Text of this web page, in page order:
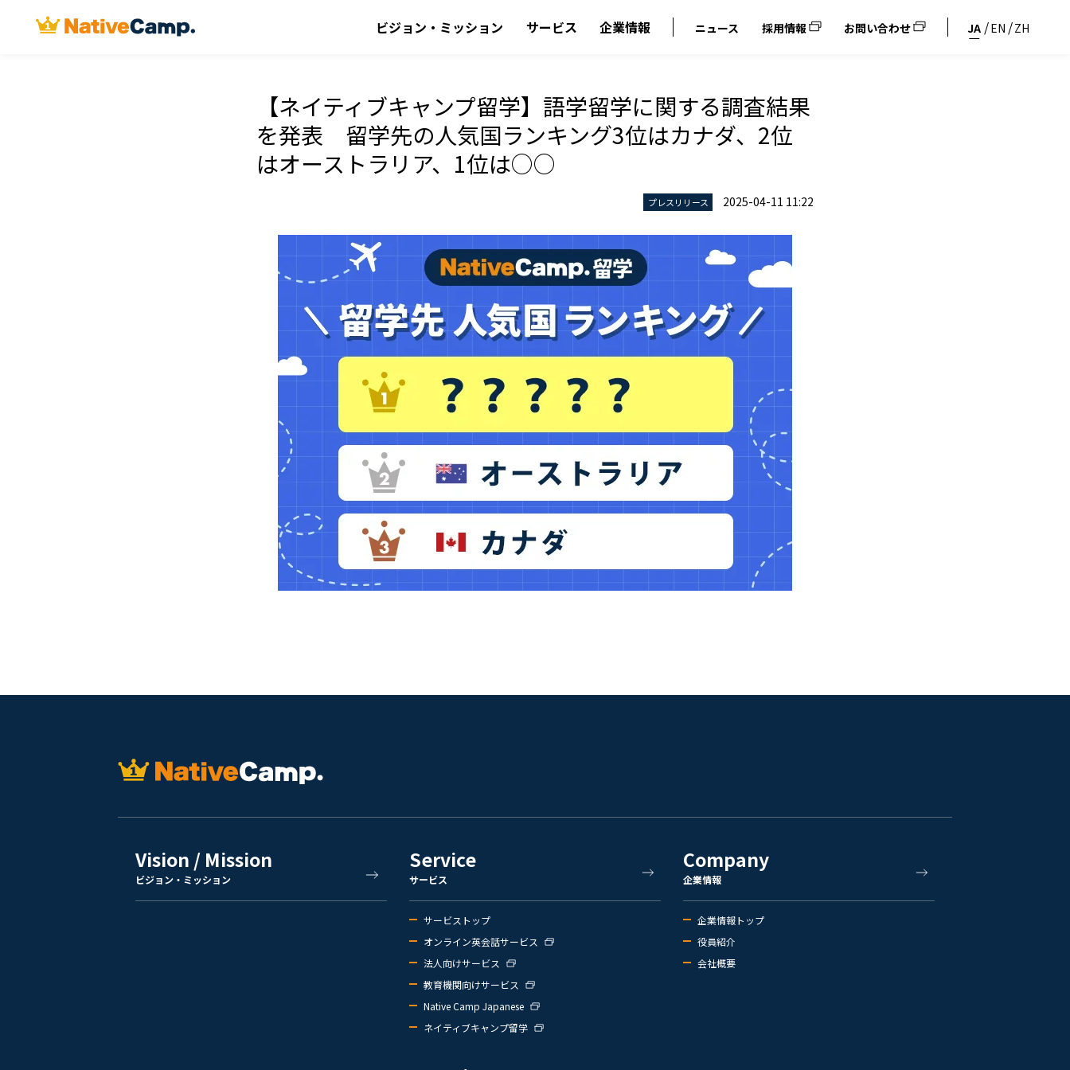
ビジョン・ミッション サービス 企業情報 ニュース 採用情報 お問い合わせ JA EN ZH
【ネイティブキャンプ留学】語学留学に関する調査結果
を発表 留学先の人気国ランキング3位はカナダ、2位
はオーストラリア、1位は○○
プレスリリース 2025-04-11 11:22
Vision / Mission
ビジョン・ミッション
Service
サービス
サービストップ
オンライン英会話サービス
法人向けサービス
教育機関向けサービス
Native Camp Japanese
ネイティブキャンプ留学
Company
企業情報
企業情報トップ
役員紹介
会社概要